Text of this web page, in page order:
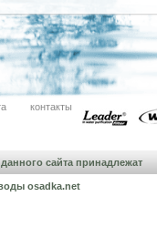
контакты
сайта принадлежат
osadka.net